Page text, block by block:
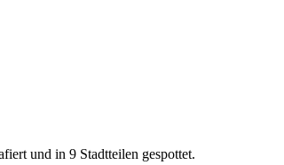
und in 9 Stadtteilen gespottet.